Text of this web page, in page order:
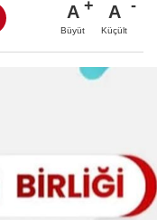
A
Büyüt
A
Küçült